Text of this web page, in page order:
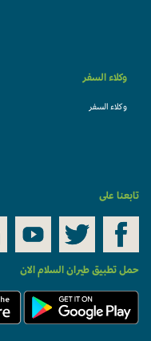
وكلاء السفر
وكلاء السفر
تابعنا على
حمل تطبيق طيران السلام الان